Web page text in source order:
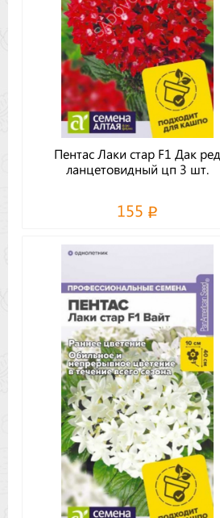
Пентас Лаки стар F1 Дак ред
ланцетовидный цп 3 шт.
155